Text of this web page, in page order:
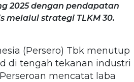
2025 dengan pendapatan
melalui strategi TLKM 30.
(Persero) Tbk menutup
di tengah tekanan industri
mencatat laba